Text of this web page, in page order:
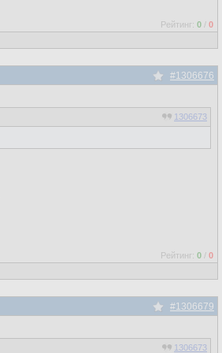
Рейтинг: 0 / 0
#1306676
1306673
Рейтинг: 0 / 0
#1306679
1306673